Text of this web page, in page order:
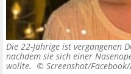
Die 22-Jährige ist vergangenen
nachdem sie sich einer
wollte. © Screenshot/